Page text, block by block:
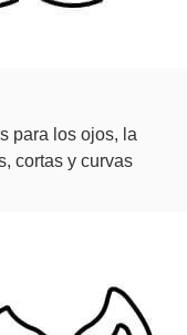
para los ojos, la
cortas y curvas